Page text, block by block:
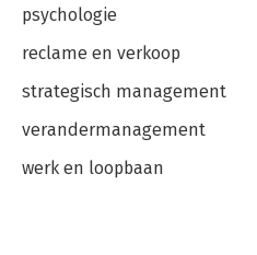
psychologie
reclame en verkoop
strategisch management
verandermanagement
werk en loopbaan